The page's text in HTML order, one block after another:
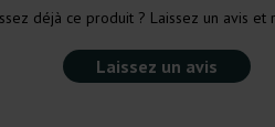
déjà ce produit ? Laissez un avis et
Laissez un avis